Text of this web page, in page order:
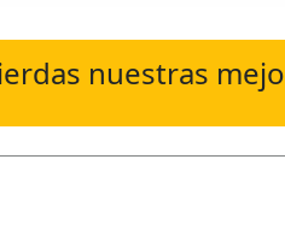
nuestras